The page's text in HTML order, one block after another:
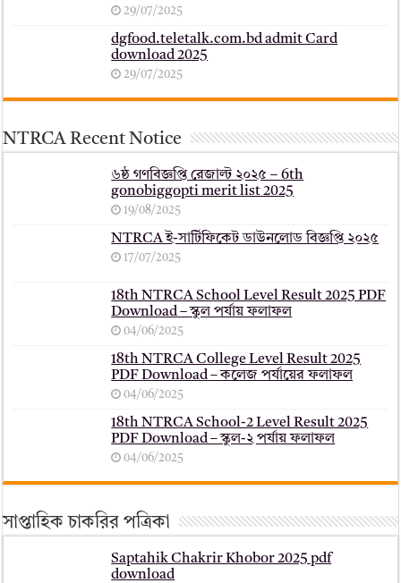
29/07/2025
dgfood.teletalk.com.bd admit Card
download 2025
29/07/2025
NTRCA Recent Notice
৬ষ্ঠ গণবিজ্ঞপ্তি রেজাল্ট ২০২৫ – 6th
gonobiggopti merit list 2025
19/08/2025
NTRCA ই-সার্টিফিকেট ডাউনলোড বিজ্ঞপ্তি ২০২৫
17/07/2025
18th NTRCA School Level Result 2025 PDF
Download – স্কুল পর্যায় ফলাফল
04/06/2025
18th NTRCA College Level Result 2025
PDF Download – কলেজ পর্যায়ের ফলাফল
04/06/2025
18th NTRCA School-2 Level Result 2025
PDF Download – স্কুল-২ পর্যায় ফলাফল
04/06/2025
সাপ্তাহিক চাকরির পত্রিকা
Saptahik Chakrir Khobor 2025 pdf
download